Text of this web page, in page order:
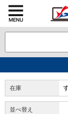
在庫
並べ替え